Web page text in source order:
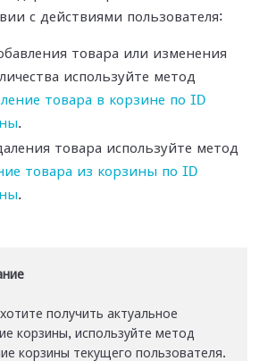
с действиями пользователя:
товара или изменения
используйте метод
товара в корзине по ID
.
товара используйте метод
товара из корзины по ID
.
получить актуальное
корзины, используйте метод
корзины текущего пользователя.